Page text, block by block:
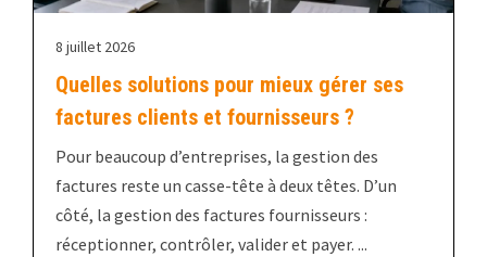
8 juillet 2026
Quelles solutions pour mieux gérer ses
factures clients et fournisseurs ?
Pour beaucoup d’entreprises, la gestion des
factures reste un casse-tête à deux têtes. D’un
côté, la gestion des factures fournisseurs :
réceptionner, contrôler, valider et payer. ...